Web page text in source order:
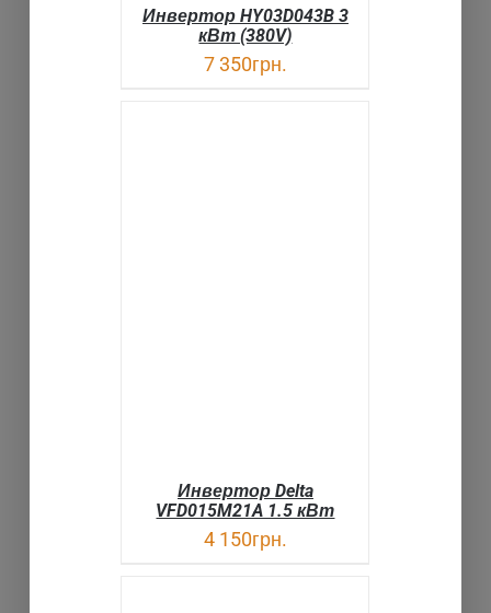
Инвертор HY03D043B 3
кВт (380V)
7 350грн.
Инвертор Delta
VFD015M21A 1.5 кВт
4 150грн.